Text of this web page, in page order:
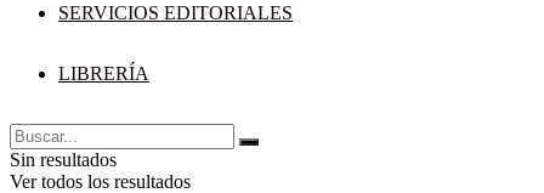
SERVICIOS EDITORIALES
LIBRERÍA
Sin resultados
Ver todos los resultados